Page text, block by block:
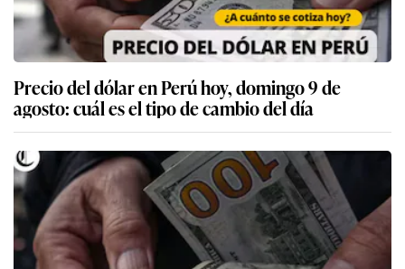
Precio del dólar en Perú hoy, domingo 9 de
agosto: cuál es el tipo de cambio del día